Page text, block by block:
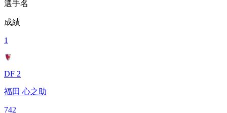
選手名
成績
1
DF 2
福田 心之助
742